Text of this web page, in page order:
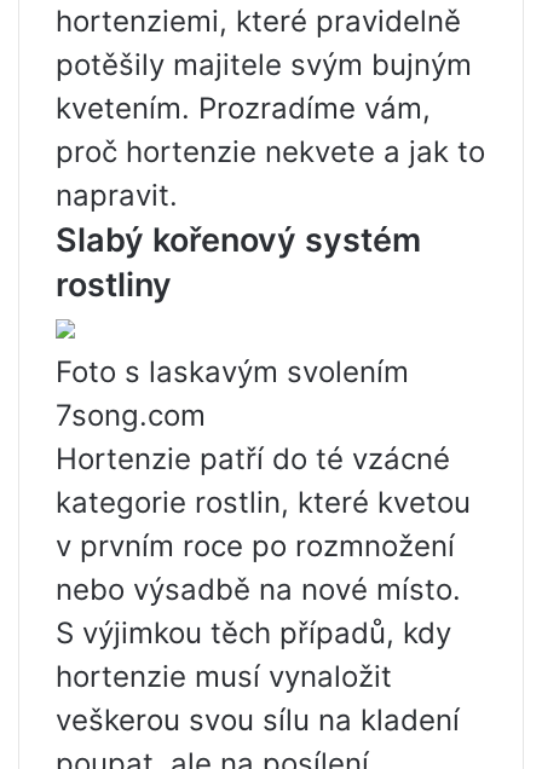
hortenziemi, které pravidelně
potěšily majitele svým bujným
kvetením. Prozradíme vám,
proč hortenzie nekvete a jak to
napravit.
Slabý kořenový systém
rostliny
Foto s laskavým svolením
7song.com
Hortenzie patří do té vzácné
kategorie rostlin, které kvetou
v prvním roce po rozmnožení
nebo výsadbě na nové místo.
S výjimkou těch případů, kdy
hortenzie musí vynaložit
veškerou svou sílu na kladení